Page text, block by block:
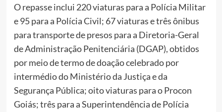
O repasse inclui 220 viaturas para a Polícia Militar
e 95 para a Polícia Civil; 67 viaturas e três ônibus
para transporte de presos para a Diretoria-Geral
de Administração Penitenciária (DGAP), obtidos
por meio de termo de doação celebrado por
intermédio do Ministério da Justiça e da
Segurança Pública; oito viaturas para o Procon
Goiás; três para a Superintendência de Polícia